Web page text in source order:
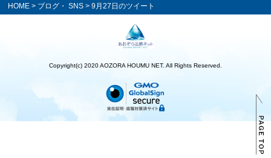
HOME > ブログ・ SNS > 9月27日のツイート
Copyright(c) 2020 AOZORA HOUMU NET. All Rights Reserved.